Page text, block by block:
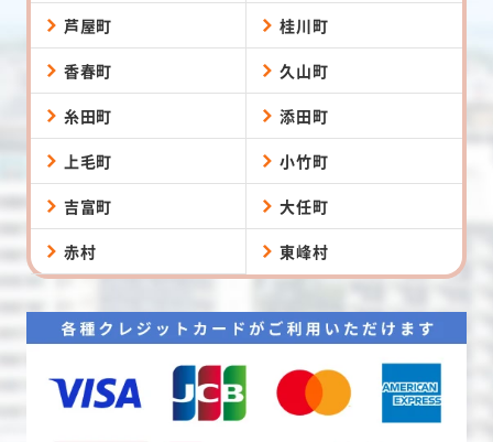
芦屋町 桂川町
香春町 久山町
糸田町 添田町
上毛町 小竹町
吉富町 大任町
赤村 東峰村